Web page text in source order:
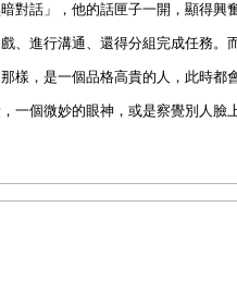
對話」，他的話匣子一開，顯得
、進行溝通、還得分組完成任務
樣，是一個品格高貴的人，此時都
一個微妙的眼神，或是察覺別人
家榮格當年在論「心理原型」時
營利事業體「對話社會企業」，